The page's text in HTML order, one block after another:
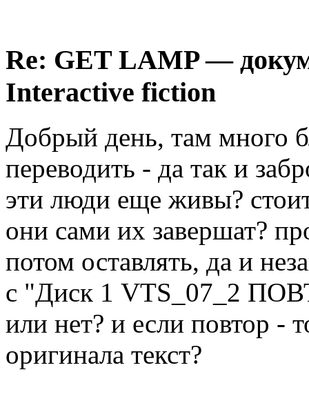
Re: GET LAMP —
Interactive fiction
Добрый день, там много
переводить - да так и
эти люди еще живы?
они сами их завершат?
потом оставлять, да и
с "Диск 1 VTS_07_2
или нет? и если повтор -
оригинала текст?